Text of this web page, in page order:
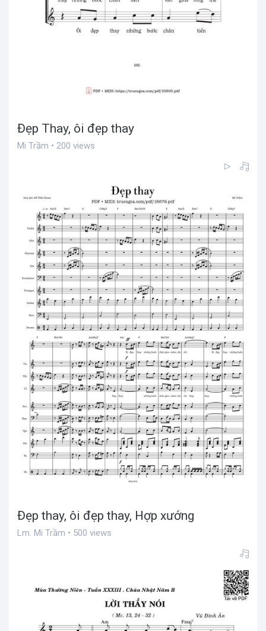
Đẹp Thay, ôi đẹp thay
Mi Trầm • 200 views
Đẹp thay, ôi đẹp thay, Hợp xướng
Lm. Mi Trầm • 500 views